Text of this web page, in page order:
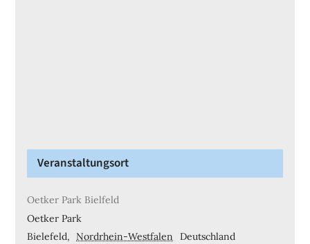
Veranstaltungsort
Oetker Park Bielfeld
Oetker Park
Bielefeld, Nordrhein-Westfalen
Deutschland